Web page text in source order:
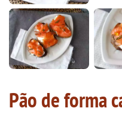
Pão de forma